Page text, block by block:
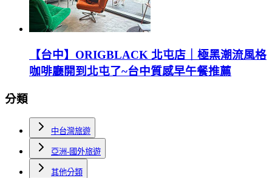
【台中】ORIGBLACK 北屯店｜極黑潮流風格
咖啡廳開到北屯了~台中質感早午餐推薦
分類
中台灣旅遊
亞洲-國外旅遊
其他分類